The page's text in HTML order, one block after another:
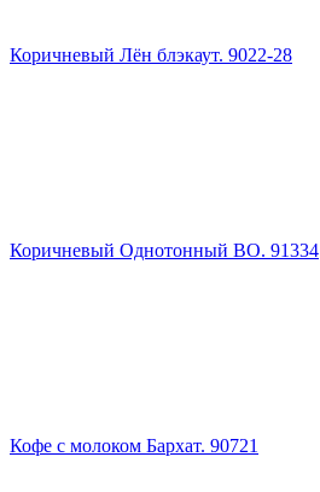
Коричневый Лён блэкаут. 9022-28
Коричневый Однотонный ВО. 91334
Кофе с молоком Бархат. 90721